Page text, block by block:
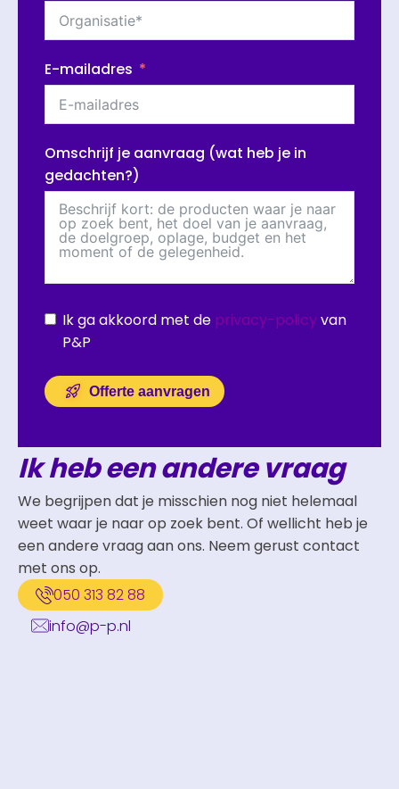
E-mailadres
Omschrijf je aanvraag (wat heb je in
gedachten?)
Ik ga akkoord met de privacy-policyvan
P&P
Offerte aanvragen
Ik heb een andere vraag
We begrijpen dat je misschien nog niet helemaal
weet waar je naar op zoek bent. Of wellicht heb je
een andere vraag aan ons. Neem gerust contact
met ons op.
050 313 82 88
info@p-p.nl